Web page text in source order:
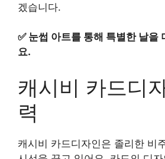
겠습니다.
✅ 눈썹 아트를 통해 특별한 날을
요.
캐시비 카드디
력
캐시비 카드디자인은 졸리한 비